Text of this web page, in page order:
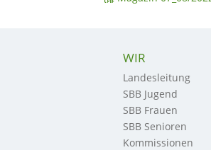
WIR
Landesleitung
SBB Jugend
SBB Frauen
SBB Senioren
Kommissionen